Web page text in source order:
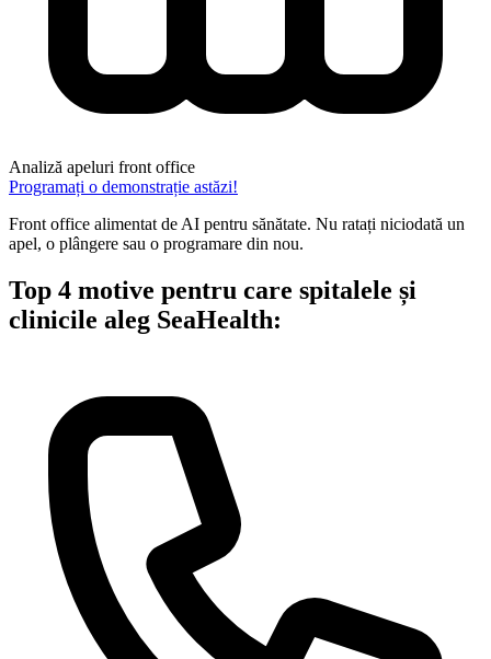
Analiză apeluri front office
Programați o demonstrație astăzi!
Front office alimentat de AI pentru sănătate. Nu ratați niciodată un
apel, o plângere sau o programare din nou.
Top 4 motive pentru care spitalele și
clinicile aleg SeaHealth: